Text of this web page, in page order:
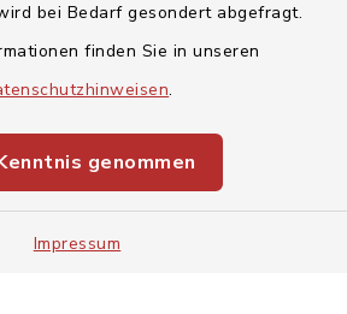
bei Bedarf gesondert abgefragt.
finden Sie in unseren
.
genommen
Impressum
Impressum
Sitemap